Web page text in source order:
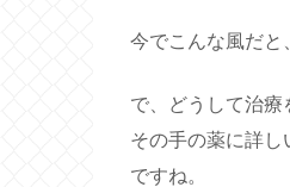
今でこんな風だと
で、どうして治療
その手の薬に詳
ですね。